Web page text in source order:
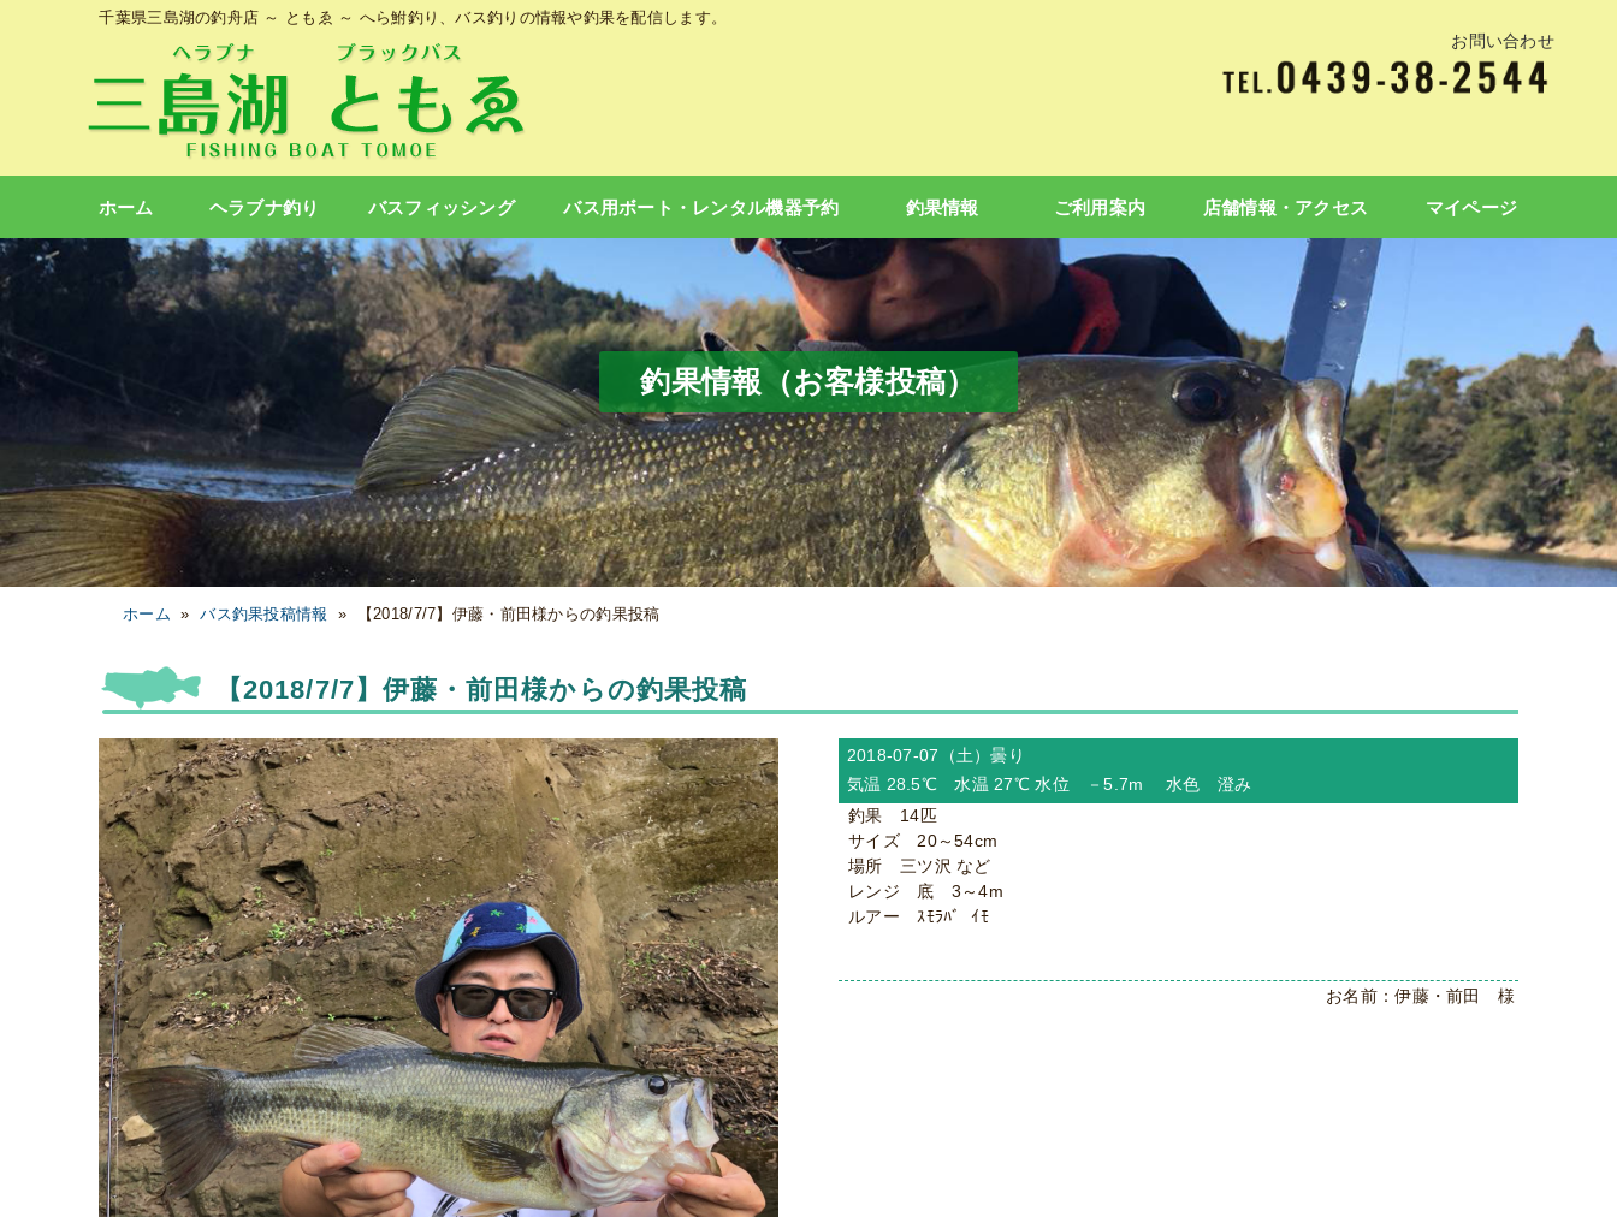
千葉県三島湖の釣舟店 ～ ともゑ ～ へら鮒釣り、バス釣りの情報や釣果を配信します。
お問い合わせ
ホーム ヘラブナ釣り バスフィッシング バス用ボート・レンタル機器予約 釣果情報 ご利用案内 店舗情報・アクセス マイページ
釣果情報（お客様投稿）
ホーム »バス釣果投稿情報 » 【2018/7/7】伊藤・前田様からの釣果投稿
【2018/7/7】伊藤・前田様からの釣果投稿
2018-07-07（土）曇り
気温 28.5℃ 水温 27℃ 水位 －5.7m 水色 澄み
釣果 14匹
サイズ 20～54cm
場所 三ツ沢 など
レンジ 底 3～4m
ルアー ｽﾓﾗﾊﾞ ｲﾓ
お名前：伊藤・前田 様